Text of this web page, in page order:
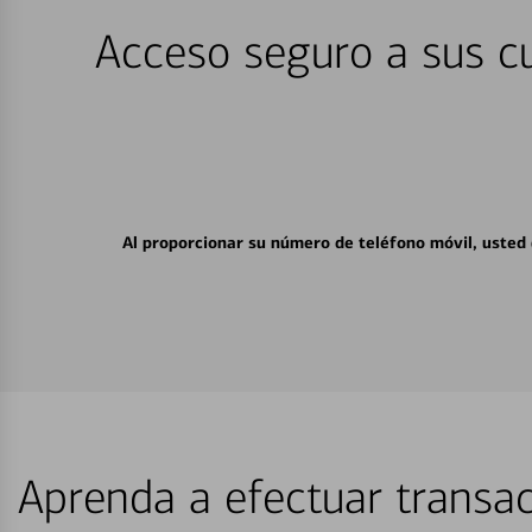
Acceso seguro a sus
Al proporcionar su número de teléfono móvil,
Aprenda a efectuar